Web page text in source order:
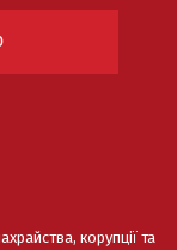
корупції та